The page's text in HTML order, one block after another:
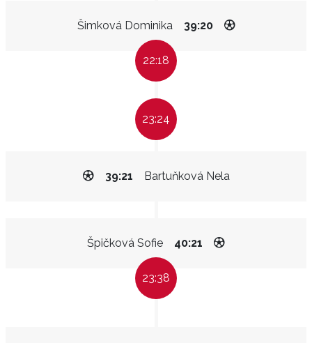
Šimková Dominika 39:20
22:18
23:24
Bartuňková Nela
39:21
Špičková Sofie 40:21
23:38